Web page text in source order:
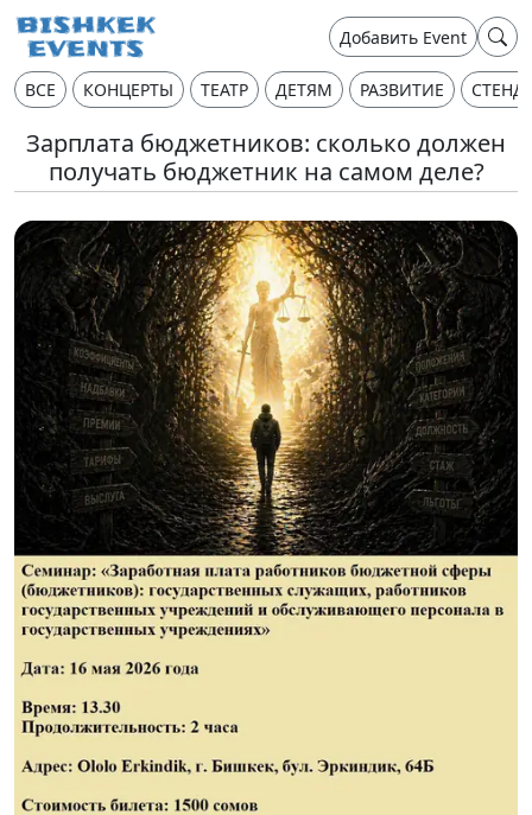
Добавить Event
ВСЕ КОНЦЕРТЫ ТЕАТР ДЕТЯМ РАЗВИТИЕ
Зарплата бюджетников: сколько должен
получать бюджетник на самом деле?